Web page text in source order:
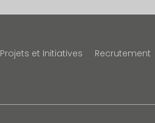
Projets et Initiatives Recrutement